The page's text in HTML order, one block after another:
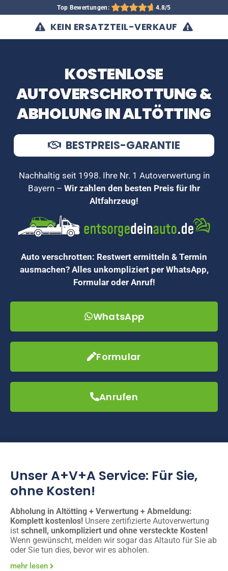
Top Bewertungen: 4.8/5
KEIN ERSATZTEIL-VERKAUF
KOSTENLOSE
AUTOVERSCHROTTUNG &
ABHOLUNG IN ALTÖTTING
BESTPREIS-GARANTIE
Nachhaltig seit 1998. Ihre Nr. 1 Autoverwertung in
Bayern – Wir zahlen den besten Preis für Ihr
Altfahrzeug!
Auto verschrotten: Restwert ermitteln & Termin
ausmachen? Alles unkompliziert per WhatsApp,
Formular oder Anruf!
WhatsApp
Formular
Anrufen
Unser A+V+A Service: Für Sie,
ohne Kosten!
Abholung in Altötting + Verwertung + Abmeldung:
Komplett kostenlos! Unsere zertifizierte Autoverwertung
ist schnell, unkompliziert und ohne versteckte Kosten!
Wenn gewünscht, melden wir sogar das Altauto für Sie ab
oder Sie tun dies, bevor wir es abholen.
mehr lesen